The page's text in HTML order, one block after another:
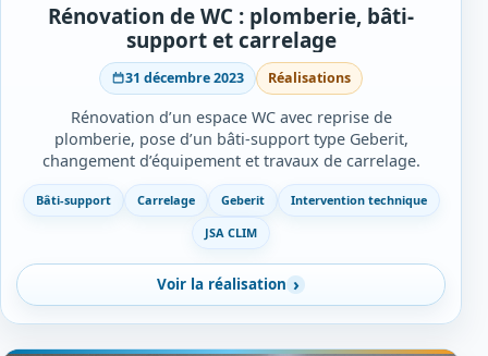
Rénovation de WC : plomberie, bâti-
support et carrelage
31 décembre 2023 Réalisations
Rénovation d’un espace WC avec reprise de
plomberie, pose d’un bâti-support type Geberit,
changement d’équipement et travaux de carrelage.
Bâti-support Carrelage Geberit
Intervention technique
JSA CLIM
Voir la réalisation